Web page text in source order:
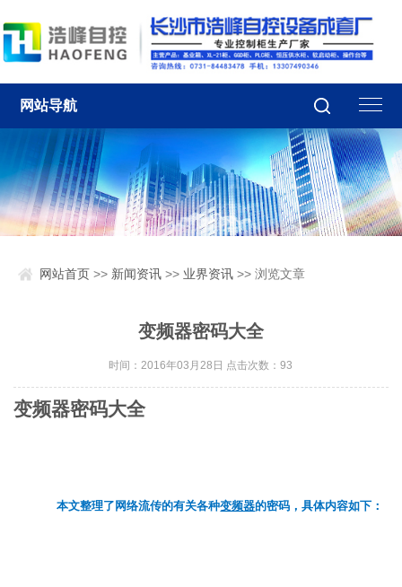
网站导航
网站首页 >> 新闻资讯 >> 业界资讯 >> 浏览文章
变频器密码大全
时间：2016年03月28日 点击次数：93
变频器密码大全
本文整理了网络流传的有关各种变频器的密码，具体内容如下：